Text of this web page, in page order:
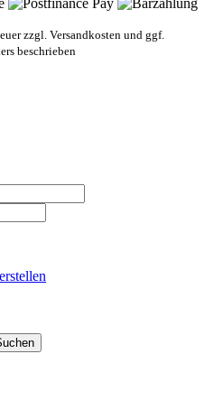
zzgl. Versandkosten und ggf.
beschrieben